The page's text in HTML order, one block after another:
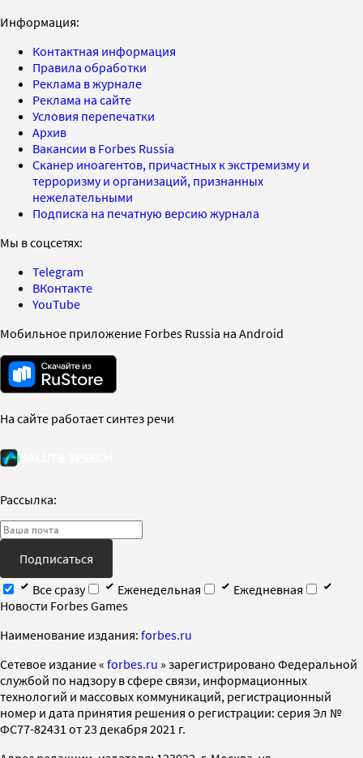
Информация:
Контактная информация
Правила обработки
Реклама в журнале
Реклама на сайте
Условия перепечатки
Архив
Вакансии в Forbes Russia
Сканер иноагентов, причастных к экстремизму и
терроризму и организаций, признанных
нежелательными
Подписка на печатную версию журнала
Мы в соцсетях:
Telegram
ВКонтакте
YouTube
Мобильное приложение Forbes Russia на Android
На сайте работает синтез речи
Рассылка:
Подписаться
Все сразу
Еженедельная
Ежедневная
Новости Forbes Games
Наименование издания: forbes.ru
Cетевое издание « forbes.ru » зарегистрировано Федеральной
службой по надзору в сфере связи, информационных
технологий и массовых коммуникаций, регистрационный
номер и дата принятия решения о регистрации: серия Эл №
ФС77-82431 от 23 декабря 2021 г.